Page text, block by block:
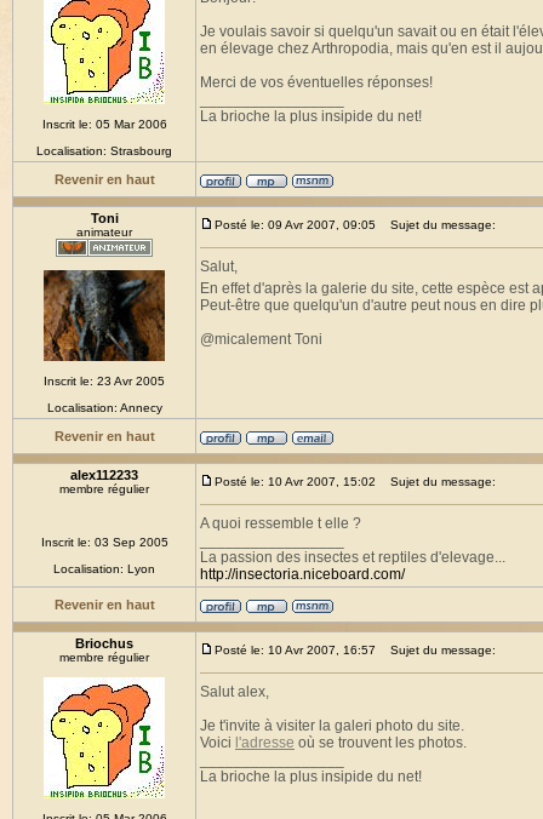
Inscrit le: 05 Mar 2006
Localisation: Strasbourg
Je voulais savoir si quelqu'un savait ou en était
en élevage chez Arthropodia, mais qu'en est il
Merci de vos éventuelles réponses!
La brioche la plus insipide du net!
Revenir en haut
Toni
animateur
Inscrit le: 23 Avr 2005
Localisation: Annecy
Posté le: 09 Avr 2007, 09:05 Sujet du message:
Salut,
En effet d'après la galerie du site, cette espèce est
Peut-être que quelqu'un d'autre peut nous en dire
@micalement Toni
Revenir en haut
alex112233
membre régulier
Inscrit le: 03 Sep 2005
Localisation: Lyon
Posté le: 10 Avr 2007, 15:02 Sujet du message:
A quoi ressemble t elle ?
La passion des insectes et reptiles d'elevage...
http://insectoria.niceboard.com/
Revenir en haut
Briochus
membre régulier
Posté le: 10 Avr 2007, 16:57 Sujet du message:
Salut alex,
Je t'invite à visiter la galeri photo du site.
Voici l'adresse où se trouvent les photos.
La brioche la plus insipide du net!